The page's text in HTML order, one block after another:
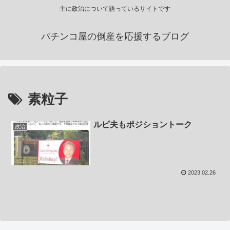
主に政治について語っているサイトです
パチンコ屋の倒産を応援するブログ
素粒子
政治 ルピ夫もポジショントーク
2023.02.26